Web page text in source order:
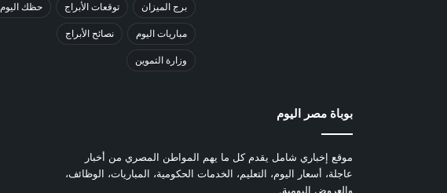
برج الميزان توقعات الأبراج حظك اليوم
مباريات اليوم نصائح الأبراج
وزارة التموين
بوباة مصر اليوم
موقع إخباري شامل يقدم كل ما يهم المواطن المصري من أخبار
عاجلة، أسعار اليوم، التعليم، الخدمات الحكومية، المباريات، الوظائف،
والعروض اليومية.